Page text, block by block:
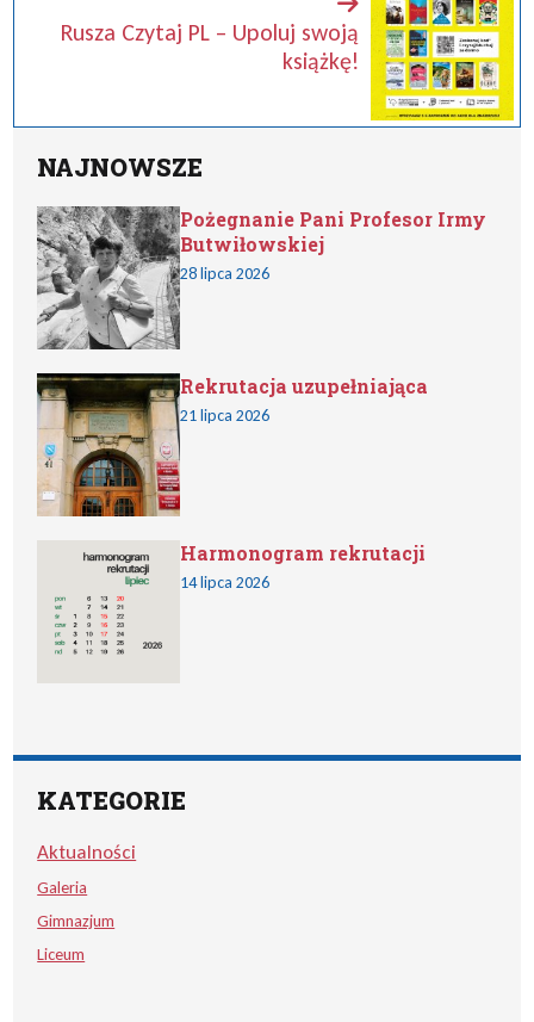
Rusza Czytaj PL – Upoluj swoją
książkę!
NAJNOWSZE
Pożegnanie Pani Profesor Irmy
Butwiłowskiej
28 lipca 2026
Rekrutacja uzupełniająca
21 lipca 2026
Harmonogram rekrutacji
14 lipca 2026
KATEGORIE
Aktualności
Galeria
Gimnazjum
Liceum